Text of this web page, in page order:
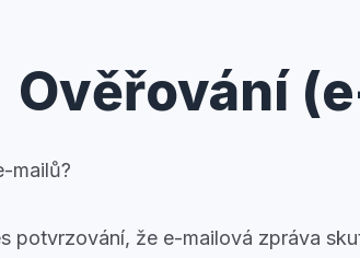
Ověřování
mailů?
potvrzování, že e-mailová zpráva